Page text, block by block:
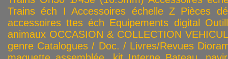
Trains éch I Accessoires échelle Z Pièces
accessoires ttes éch Equipements digital
animaux OCCASION & COLLECTION
genre Catalogues / Doc. / Livres/Revues